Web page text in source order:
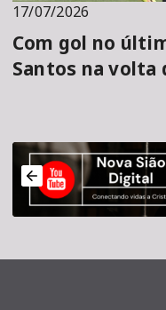
17/07/2026
Com gol no
Santos na volta